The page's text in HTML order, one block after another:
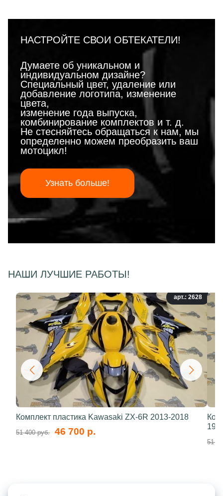
НАСТРОЙТЕ СВОИ ОБТЕКАТЕЛИ!
Думаете об уникальном и
индивидуальном дизайне?
Специальный цвет, удаление или
добавление логотипа, изменение
цвета,
изменение года выпуска,
комбинирование комплектов и т. д.
Не стесняйтесь обращаться к нам, мы
определенно можем преобразить ваш
мотоцикл!
Узнать больше!
НАШИ ЛУЧШИЕ РАБОТЫ!
арт.: 2628
Комплект пластика Kawasaki ZX-6R 2013-2018
51 400 руб. 46 700 р.
51